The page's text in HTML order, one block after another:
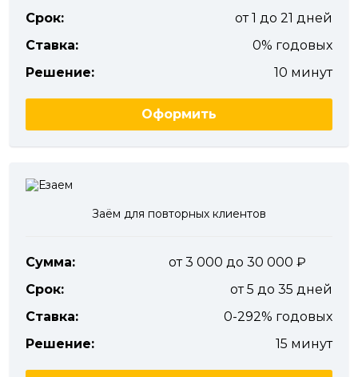
Срок:
от 1 до 21 дней
Ставка:
0% годовых
Решение:
10 минут
Оформить
Заём для повторных клиентов
Сумма:
от 3 000 до 30 000
Срок:
от 5 до 35 дней
Ставка:
0-292% годовых
Решение:
15 минут